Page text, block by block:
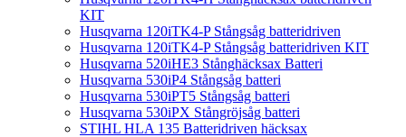
KIT
Husqvarna 120iTK4-P Stångsåg batteridriven
Husqvarna 120iTK4-P Stångsåg batteridriven KIT
Husqvarna 520iHE3 Stånghäcksax Batteri
Husqvarna 530iP4 Stångsåg batteri
Husqvarna 530iPT5 Stångsåg batteri
Husqvarna 530iPX Stångröjsåg batteri
STIHL HLA 135 Batteridriven häcksax